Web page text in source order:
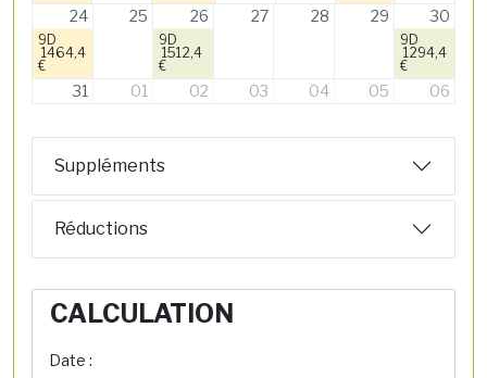
24
9D
1464,4
€
25 26
9D
1512,4
€
27 28 29 30
9D
1294,4
€
31 01 02 03 04 05 06
Suppléments
Réductions
CALCULATION
Date :